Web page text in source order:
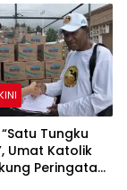
Tungku
Umat Katolik
Peringatan